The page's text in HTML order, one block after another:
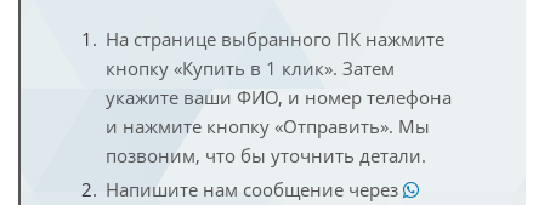
На странице выбранного ПК нажмите
кнопку «Купить в 1 клик». Затем
укажите ваши ФИО, и номер телефона
и нажмите кнопку «Отправить». Мы
позвоним, что бы уточнить детали.
Напишите нам сообщение через